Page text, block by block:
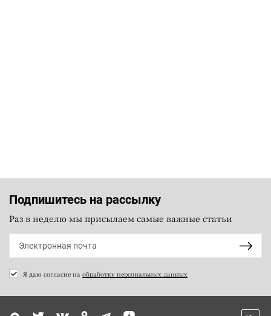
Подпишитесь на рассылку
Раз в неделю мы присылаем самые важные статьи
Я даю согласие на обработку персональных данных